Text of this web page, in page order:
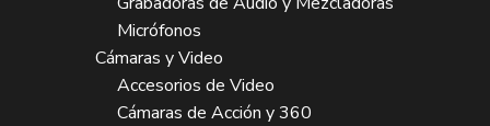
Micrófonos
Cámaras y Video
Accesorios de Video
Cámaras de Acción y 360